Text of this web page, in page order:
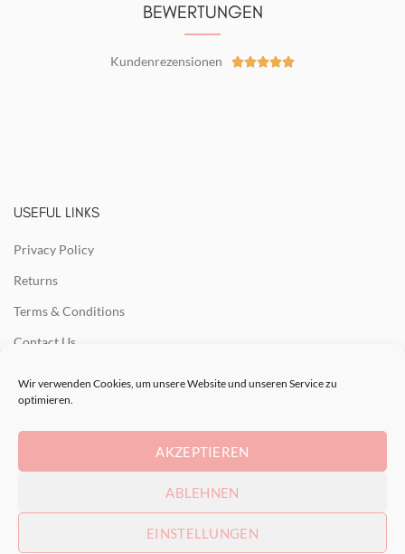
Wir verwenden Cookies, um unsere Website und unseren Service zu
optimieren.
AKZEPTIEREN
ABLEHNEN
EINSTELLUNGEN
BEWERTUNGEN
Kundenrezensionen 
USEFUL LINKS
Privacy Policy
Returns
Terms & Conditions
Contact Us
Our Sitemap
RECENT POSTS